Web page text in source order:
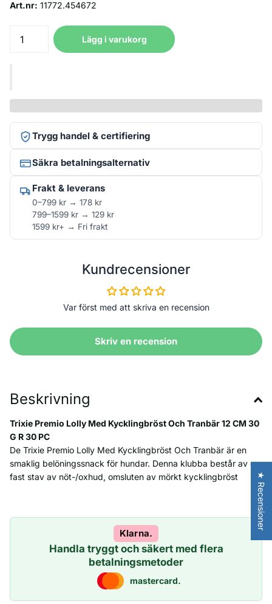
Art.nr: 11772.454672
Lägg i varukorg
Trygg handel & certifiering
Säkra betalningsalternativ
Frakt & leverans
0–799 kr → 178 kr
799–1599 kr → 129 kr
1599 kr+ → Fri frakt
Kundrecensioner
Var först med att skriva en recension
Skriv en recension
Beskrivning
Trixie Premio Lolly Med Kycklingbröst Och Tranbär 12 CM 30
G R 30 PC
De Trixie Premio Lolly Med Kycklingbröst Och Tranbär är en
smaklig belöningssnack för hundar. Denna klubba består av en
fast stav av nöt-/oxhud, omsluten av mörkt kycklingbröst
snack idealisk som godbit eller sysselsättning.
- Köttinnehåll på hela 71%
- Med hudstav att tugga på
- Berikad med tranbär för extra smak
Innehåll: 30 PC
Klarna.
Handla tryggt och säkert med flera
betalningsmetoder
mastercard.
★ Recensioner